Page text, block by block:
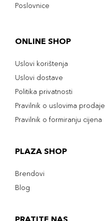
Poslovnice
ONLINE SHOP
Uslovi korištenja
Uslovi dostave
Politika privatnosti
Pravilnik o uslovima prodaje
Pravilnik o formiranju cijena
PLAZA SHOP
Brendovi
Blog
PRATITE NAS